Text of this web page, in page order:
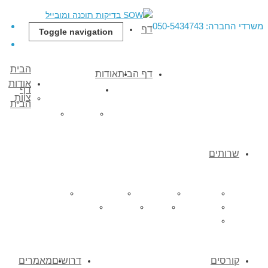
החברה: 050-5434743
Toggle navigation
דף הביתאודות
צוות החברהלקוחות
שרותים
בדיקות תוכנהבדיקות עומסיםבדיקות אוטומטיותבדיקות מובייל
מעבדת בדיקותמיקור חוץפיתוח תוכנהאבטחת מידע
Mobile Testing
קורסים דרושיםמאמרים
דף
הבית
אודות
צוות
דף
הבית